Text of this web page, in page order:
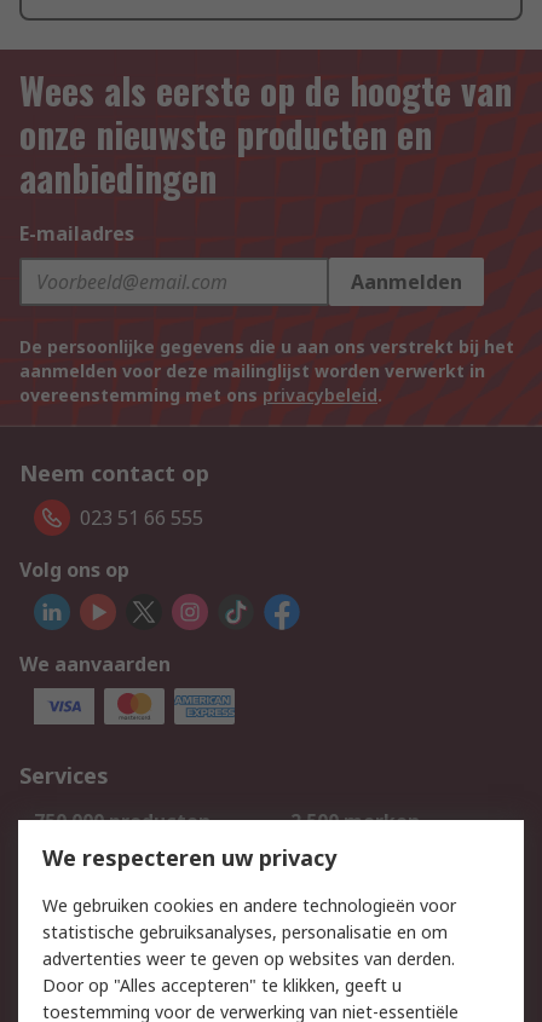
Wees als eerste op de hoogte van
onze nieuwste producten en
aanbiedingen
E-mailadres
Aanmelden
De persoonlijke gegevens die u aan ons verstrekt bij het
aanmelden voor deze mailinglijst worden verwerkt in
overeenstemming met ons privacybeleid.
Neem contact op
023 51 66 555
Volg ons op
We aanvaarden
Services
750.000 producten
2.500 merken
Bestellen
Inkoopoplossingen
Track & Trace
Wettelijk
We respecteren uw privacy
We gebruiken cookies en andere technologieën voor
statistische gebruiksanalyses, personalisatie en om
advertenties weer te geven op websites van derden.
Door op "Alles accepteren" te klikken, geeft u
toestemming voor de verwerking van niet-essentiële